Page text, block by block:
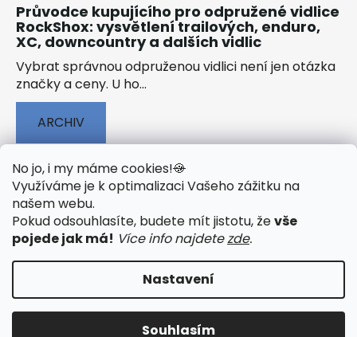
No jo, i my máme cookies!🍪
Využíváme je k optimalizaci Vašeho zážitku na
našem webu.
Pokud odsouhlasíte, budete mít jistotu, ževše
pojede jak má! Více info najdetezde.
Nastavení
Souhlasím
Průvodce kupujícího pro odpružené vidlice
RockShox: vysvětlení trailových, enduro,
XC, downcountry a dalších vidlic
Vybrat správnou odpruženou vidlici není jen otázka
značky a ceny. U ho...
ARCHIV
🟢 TECHNOLOGIE
🟢 O ELEKTROKOLECH
🟢 NÁVODY KE STAŽENÍ
Vytvořil Shoptet&PekneWeby